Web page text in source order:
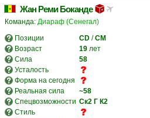
Жан Реми Боканде
Команда: Диараф (Сенегал)
Позиции
CD /CM
Возраст
19 лет
Сила
58
Усталость
Форма на сегодня
Реальная сила
~58
Спецвозможности Ск2 Г К2
Стиль